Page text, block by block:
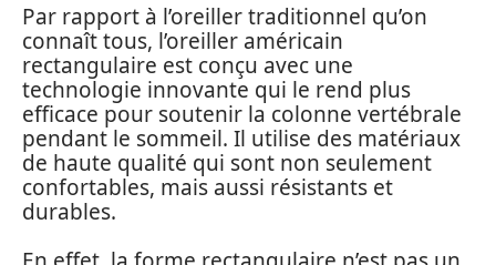
Par rapport à l’oreiller traditionnel qu’on
connaît tous, l’oreiller américain
rectangulaire est conçu avec une
technologie innovante qui le rend plus
efficace pour soutenir la colonne vertébrale
pendant le sommeil. Il utilise des matériaux
de haute qualité qui sont non seulement
confortables, mais aussi résistants et
durables.